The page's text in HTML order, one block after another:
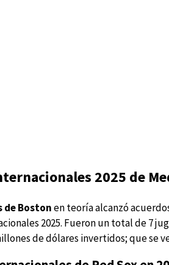
2025 de
de Bostonen teoría alcanzó
2025. Fueron un total de 7
de dólares invertidos; que se